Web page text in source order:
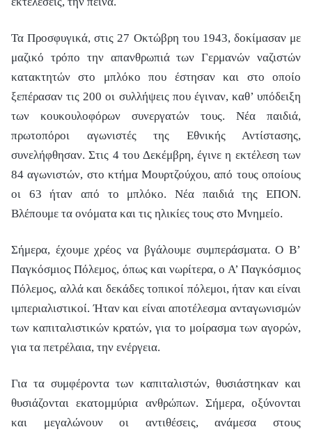
Τα Προσφυγικά, στις 27 Οκτώβρη του 1943, δοκίμασαν με
μαζικό τρόπο την απανθρωπιά των Γερμανών ναζιστών
κατακτητών στο μπλόκο που έστησαν και στο οποίο
ξεπέρασαν τις 200 οι συλλήψεις που έγιναν, καθ’ υπόδειξη
των κουκουλοφόρων συνεργατών τους. Νέα παιδιά,
πρωτοπόροι αγωνιστές της Εθνικής Αντίστασης,
συνελήφθησαν. Στις 4 του Δεκέμβρη, έγινε η εκτέλεση των
84 αγωνιστών, στο κτήμα Μουρτζούχου, από τους οποίους
οι 63 ήταν από το μπλόκο. Νέα παιδιά της ΕΠΟΝ.
Βλέπουμε τα ονόματα και τις ηλικίες τους στο Μνημείο.
Σήμερα, έχουμε χρέος να βγάλουμε συμπεράσματα. Ο Β’
Παγκόσμιος Πόλεμος, όπως και νωρίτερα, ο Α’ Παγκόσμιος
Πόλεμος, αλλά και δεκάδες τοπικοί πόλεμοι, ήταν και είναι
ιμπεριαλιστικοί. Ήταν και είναι αποτέλεσμα ανταγωνισμών
των καπιταλιστικών κρατών, για το μοίρασμα των αγορών,
για τα πετρέλαια, την ενέργεια.
Για τα συμφέροντα των καπιταλιστών, θυσιάστηκαν και
θυσιάζονται εκατομμύρια ανθρώπων. Σήμερα, οξύνονται
και μεγαλώνουν οι αντιθέσεις, ανάμεσα στους